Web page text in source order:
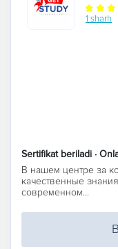
1 sharh
Sertifikat beriladi ·
В нашем центре за
качественные
современном...